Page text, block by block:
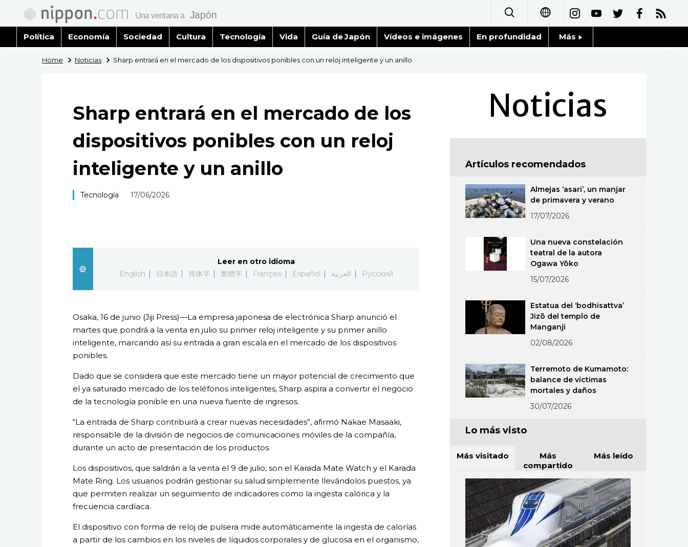
日本語
简体字
繁體字
العربية
Русский
Política Economía Sociedad Cultura Tecnología Vida Guía de Japón Vídeos e imágenes En profundidad Más
Fragmentos de Japón
Gente
Blog
Tokio
Avisos
Home Noticias Sharp entrará en el mercado de los dispositivos ponibles con un reloj inteligente y un anillo
Sharp entrará en el mercado de los
dispositivos ponibles con un reloj
inteligente y un anillo
Tecnología 17/06/2026
Leer en otro idioma
English
日本語 简体字 繁體字 Français Español العربية Русский
Osaka, 16 de junio (Jiji Press)—La empresa japonesa de electrónica Sharp anunció el
martes que pondrá a la venta en julio su primer reloj inteligente y su primer anillo
inteligente, marcando así su entrada a gran escala en el mercado de los dispositivos
ponibles.
Dado que se considera que este mercado tiene un mayor potencial de crecimiento que
el ya saturado mercado de los teléfonos inteligentes, Sharp aspira a convertir el negocio
de la tecnología ponible en una nueva fuente de ingresos.
“La entrada de Sharp contribuirá a crear nuevas necesidades”, afirmó Nakae Masaaki,
responsable de la división de negocios de comunicaciones móviles de la compañía,
durante un acto de presentación de los productos.
Los dispositivos, que saldrán a la venta el 9 de julio, son el Karada Mate Watch y el Karada
Mate Ring. Los usuarios podrán gestionar su salud simplemente llevándolos puestos, ya
que permiten realizar un seguimiento de indicadores como la ingesta calórica y la
frecuencia cardíaca.
El dispositivo con forma de reloj de pulsera mide automáticamente la ingesta de calorías
a partir de los cambios en los niveles de líquidos corporales y de glucosa en el organismo,
Noticias
Artículos recomendados
Almejas ‘asari’, un manjar
de primavera y verano
17/07/2026
Una nueva constelación
teatral de la autora
Ogawa Yōko
15/07/2026
Estatua del ‘bodhisattva’
Jizō del templo de
Manganji
02/08/2026
Terremoto de Kumamoto:
balance de víctimas
mortales y daños
30/07/2026
Lo más visto
Más visitado
Más
compartido
Más leído